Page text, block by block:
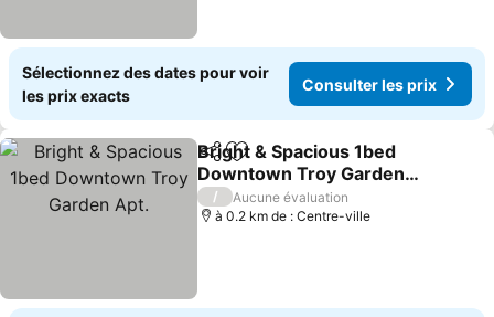
Sélectionnez des dates pour voir
les prix exacts
Consulter les prix
PartagerAjouter à mes favoris
Bright & Spacious 1bed
Downtown Troy Garden
Apt.
Consulter les prix
/
Aucune évaluation
à 0.2 km de : Centre-ville